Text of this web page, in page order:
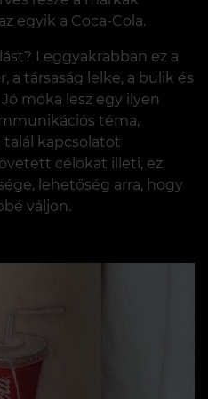
egyik a Coca-Cola.
Leggyakrabban ez a
a társaság lelke, a bulik és
móka lesz egy ilyen
téma,
kapcsolatot
célokat illeti, ez
lehetőség arra, hogy
váljon.